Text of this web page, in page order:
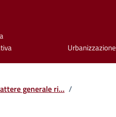
Urbanizzazione
generale ri... /